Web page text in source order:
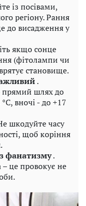
із посівами,
регіону. Рання
до висадження у
якщо сонце
(фітолампи чи
становище.
.
прямий шлях до
вночі - до +17
шкодуйте часу
щоб коріння
фанатизму.
це провокує не